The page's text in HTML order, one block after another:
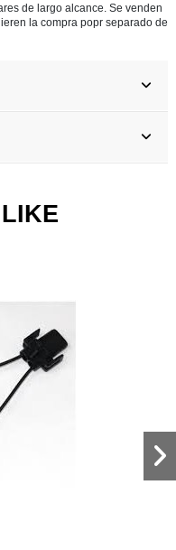
de largo alcance. Se venden
la compra popr separado de